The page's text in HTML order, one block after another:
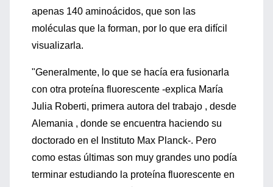
apenas 140 aminoácidos, que son las
moléculas que la forman, por lo que era difícil
visualizarla.
"Generalmente, lo que se hacía era fusionarla
con otra proteína fluorescente -explica María
Julia Roberti, primera autora del trabajo , desde
Alemania , donde se encuentra haciendo su
doctorado en el Instituto Max Planck-. Pero
como estas últimas son muy grandes uno podía
terminar estudiando la proteína fluorescente en